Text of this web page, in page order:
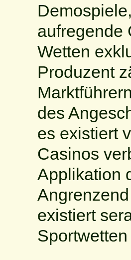
aufregende
Wetten
Produzent
des
es existiert
Casinos
Applikation
existiert